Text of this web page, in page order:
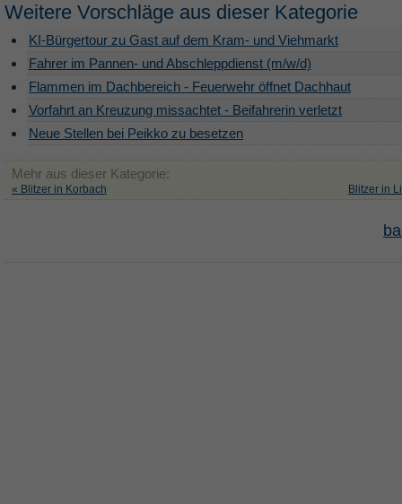
Weitere Vorschläge aus dieser Kategorie
KI-Bürgertour zu Gast auf dem Kram- und Viehmarkt
Fahrer im Pannen- und Abschleppdienst (m/w/d)
Flammen im Dachbereich - Feuerwehr öffnet Dachhaut
Vorfahrt an Kreuzung missachtet - Beifahrerin verletzt
Neue Stellen bei Peikko zu besetzen
Mehr aus dieser Kategorie:
« Blitzer in Korbach Blitzer in